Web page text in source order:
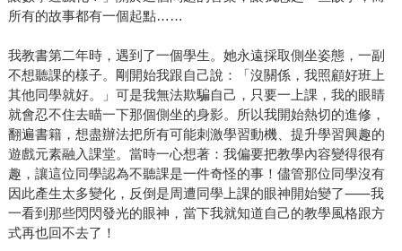
所有的故事都有一個起點……
我教書第二年時，遇到了一個學生。她永遠採取側坐姿態，一副
不想聽課的樣子。剛開始我跟自己說：「沒關係，我照顧好班上
其他同學就好。」可是我無法欺騙自己，只要一上課，我的眼睛
就會忍不住去瞄一下那個側坐的身影。所以我開始熱切的進修，
翻遍書籍，想盡辦法把所有可能刺激學習動機、提升學習興趣的
遊戲元素融入課堂。當時一心想著：我偏要把教學內容變得很有
趣，讓這位同學認為不聽課是一件奇怪的事！儘管那位同學沒有
因此產生太多變化，反倒是周遭同學上課的眼神開始變了⸺我
一看到那些閃閃發光的眼神，當下我就知道自己的教學風格跟方
式再也回不去了！